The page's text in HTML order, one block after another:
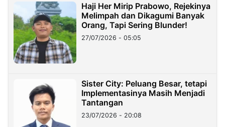
Haji Her Mirip Prabowo, Rejekinya
Melimpah dan Dikagumi Banyak
Orang, Tapi Sering Blunder!
27/07/2026 - 05:05
Sister City: Peluang Besar, tetapi
Implementasinya Masih Menjadi
Tantangan
23/07/2026 - 20:08